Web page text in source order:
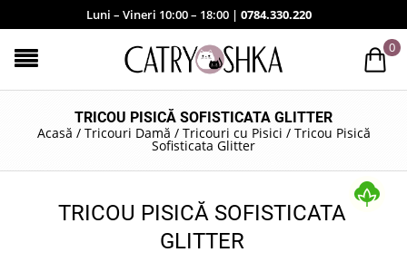
Luni – Vineri 10:00 – 18:00 | 0784.330.220
0
TRICOU PISICĂ SOFISTICATA GLITTER
Acasă / Tricouri Damă / Tricouri cu Pisici / Tricou Pisică
Sofisticata Glitter
TRICOU PISICĂ SOFISTICATA
GLITTER